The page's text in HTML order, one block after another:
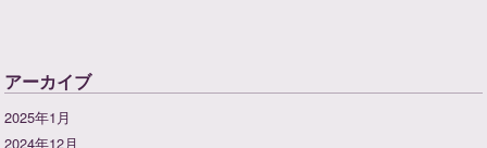
アーカイブ
2025年1月
2024年12月